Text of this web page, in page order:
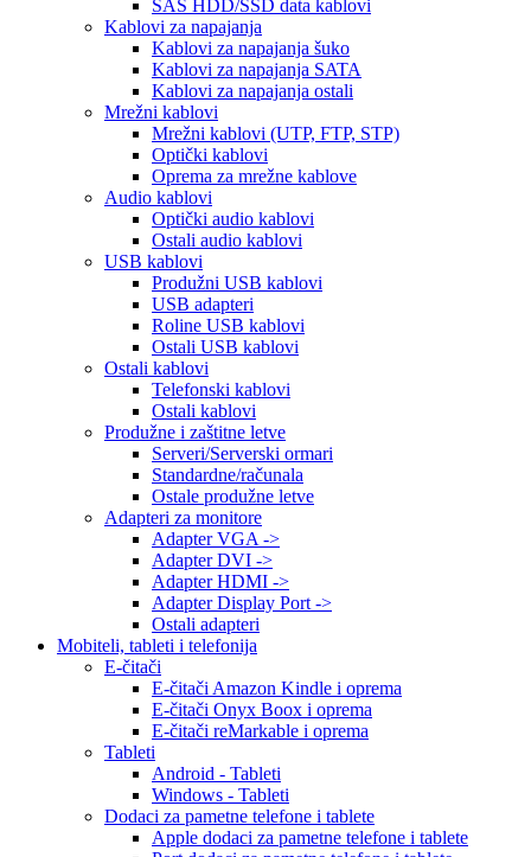
SAS HDD/SSD data kablovi
Kablovi za napajanja
Kablovi za napajanja šuko
Kablovi za napajanja SATA
Kablovi za napajanja ostali
Mrežni kablovi
Mrežni kablovi (UTP, FTP, STP)
Optički kablovi
Oprema za mrežne kablove
Audio kablovi
Optički audio kablovi
Ostali audio kablovi
USB kablovi
Produžni USB kablovi
USB adapteri
Roline USB kablovi
Ostali USB kablovi
Ostali kablovi
Telefonski kablovi
Ostali kablovi
Produžne i zaštitne letve
Serveri/Serverski ormari
Standardne/računala
Ostale produžne letve
Adapteri za monitore
Adapter VGA ->
Adapter DVI ->
Adapter HDMI ->
Adapter Display Port ->
Ostali adapteri
Mobiteli, tableti i telefonija
E-čitači
E-čitači Amazon Kindle i oprema
E-čitači Onyx Boox i oprema
E-čitači reMarkable i oprema
Tableti
Android - Tableti
Windows - Tableti
Dodaci za pametne telefone i tablete
Apple dodaci za pametne telefone i tablete